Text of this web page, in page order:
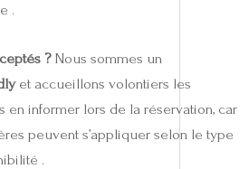
.
?Nous sommes un
et accueillons volontiers les
en informer lors de la réservation, car
peuvent s’appliquer selon le type
.